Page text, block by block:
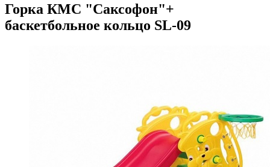
Горка КМС "Саксофон"+
баскетбольное кольцо SL-09